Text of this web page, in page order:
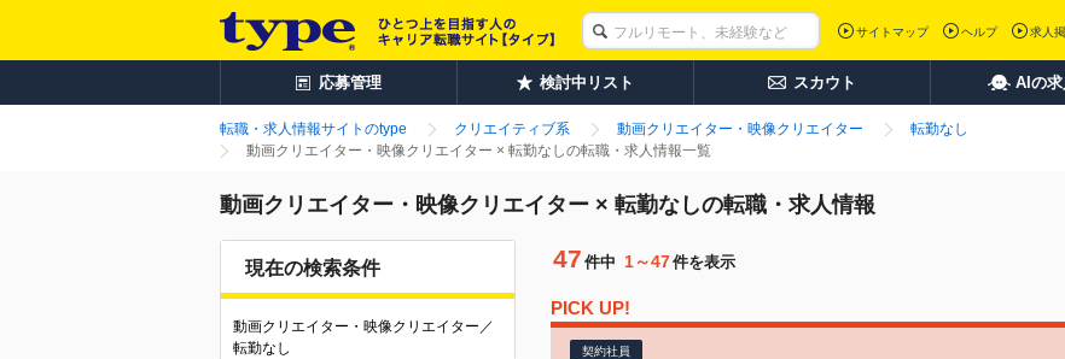
サイトマップ ヘルプ 求人
応募管理 検討中リスト スカウト AIの
転職・求人情報サイトのtype クリエイティブ系 動画クリエイター・映像クリエイター
転勤なし
動画クリエイター・映像クリエイター × 転勤なしの転職・求人情報一覧
動画クリエイター・映像クリエイター × 転勤なしの転職・求人情報
現在の検索条件
動画クリエイター・映像クリエイター／
転勤なし
47 件中 1～47件を表示
PICK UP!
契約社員